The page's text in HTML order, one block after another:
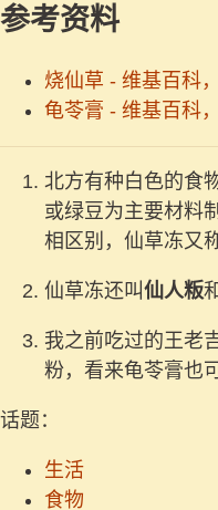
参考资料
烧仙草 - 维基百科
龟苓膏 - 维基百科
北方有种白色的食
或绿豆为主要材料
相区别，仙草冻又
仙草冻还叫仙人粄
我之前吃过的王老
粉，看来龟苓膏也
话题：
生活
食物